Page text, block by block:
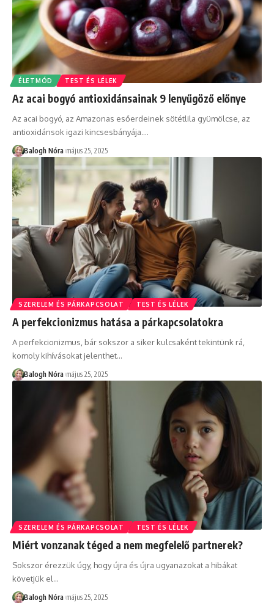
ÉLETMÓD TEST ÉS LÉLEK
Az acai bogyó antioxidánsainak 9 lenyűgöző előnye
Az acai bogyó, az Amazonas esőerdeinek sötétlila gyümölcse, az
antioxidánsok igazi kincsesbányája.…
Balogh Nóra május 25, 2025
SZERELEM ÉS PÁRKAPCSOLAT TEST ÉS LÉLEK
A perfekcionizmus hatása a párkapcsolatokra
A perfekcionizmus, bár sokszor a siker kulcsaként tekintünk rá,
komoly kihívásokat jelenthet…
Balogh Nóra május 25, 2025
SZERELEM ÉS PÁRKAPCSOLAT TEST ÉS LÉLEK
Miért vonzanak téged a nem megfelelő partnerek?
Sokszor érezzük úgy, hogy újra és újra ugyanazokat a hibákat
követjük el…
Balogh Nóra május 25, 2025